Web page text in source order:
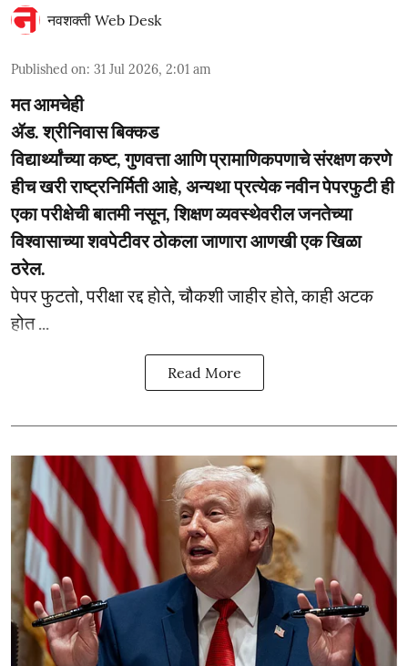
नवशक्ती Web Desk
Published on: 31 Jul 2026, 2:01 am
मत आमचेही
ॲड. श्रीनिवास बिक्कड
विद्यार्थ्यांच्या कष्ट, गुणवत्ता आणि प्रामाणिकपणाचे संरक्षण करणे
हीच खरी राष्ट्रनिर्मिती आहे, अन्यथा प्रत्येक नवीन पेपरफुटी ही
एका परीक्षेची बातमी नसून, शिक्षण व्यवस्थेवरील जनतेच्या
विश्वासाच्या शवपेटीवर ठोकला जाणारा आणखी एक खिळा
ठरेल.
पेपर फुटतो, परीक्षा रद्द होते, चौकशी जाहीर होते, काही अटक
होत ...
Read More